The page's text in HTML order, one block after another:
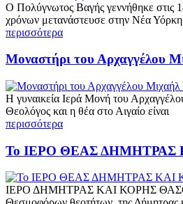
Ο Πολύγνωτος Βαγής γεννήθηκε στις
χρόνων μετανάστευσε στην Νέα
περισσότερα
Μοναστήρι του Αρχαγγέλου
Η γυναικεία Ιερά Μονή του
Θεολόγος και η θέα στο Αιγαίο είναι
περισσότερα
Το ΙΕΡΟ ΘΕΑΣ ΔΗΜΗΤΡΑΣ
ΙΕΡΟ ΔΗΜΗΤΡΑΣ ΚΑΙ ΚΟΡΗΣ ΘΑΣΟΥ